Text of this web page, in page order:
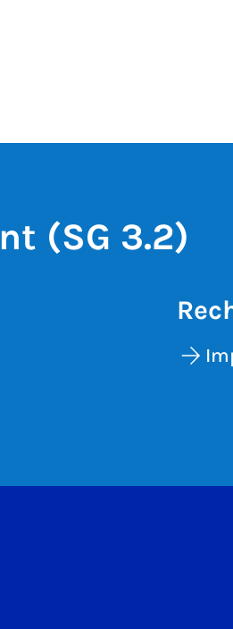
(SG 3.2)